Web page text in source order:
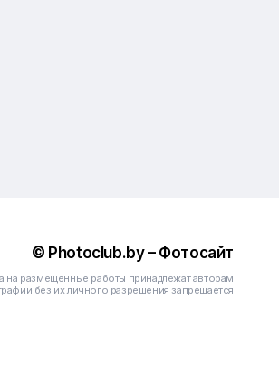
© Photoclub.by – Фотосайт
на размещенные работы принадлежат авторам
без их личного разрешения запрещается